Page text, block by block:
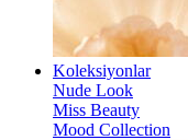
Koleksiyonlar
Nude Look
Miss Beauty
Mood Collection